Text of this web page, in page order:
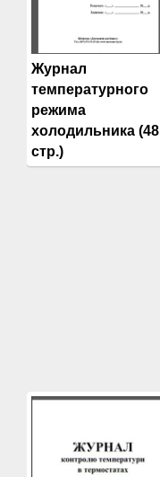
Журнал
температурного
режима
холодильника (48
стр.)